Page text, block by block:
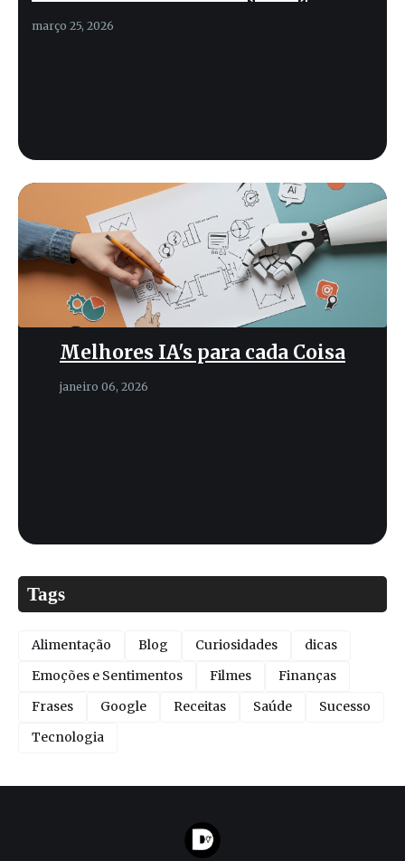
março 25, 2026
Melhores IA's para cada Coisa
janeiro 06, 2026
Tags
Alimentação Blog Curiosidades
dicas
Emoções e Sentimentos
Filmes
Finanças
Frases
Google Receitas Saúde
Sucesso
Tecnologia